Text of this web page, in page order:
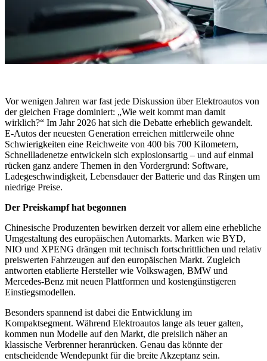
Vor wenigen Jahren war fast jede Diskussion über Elektroautos von
der gleichen Frage dominiert: „Wie weit kommt man damit
wirklich?“ Im Jahr 2026 hat sich die Debatte erheblich gewandelt.
E-Autos der neuesten Generation erreichen mittlerweile ohne
Schwierigkeiten eine Reichweite von 400 bis 700 Kilometern,
Schnellladenetze entwickeln sich explosionsartig – und auf einmal
rücken ganz andere Themen in den Vordergrund: Software,
Ladegeschwindigkeit, Lebensdauer der Batterie und das Ringen um
niedrige Preise.
Der Preiskampf hat begonnen
Chinesische Produzenten bewirken derzeit vor allem eine erhebliche
Umgestaltung des europäischen Automarkts. Marken wie BYD,
NIO und XPENG drängen mit technisch fortschrittlichen und relativ
preiswerten Fahrzeugen auf den europäischen Markt. Zugleich
antworten etablierte Hersteller wie Volkswagen, BMW und
Mercedes-Benz mit neuen Plattformen und kostengünstigeren
Einstiegsmodellen.
Besonders spannend ist dabei die Entwicklung im
Kompaktsegment. Während Elektroautos lange als teuer galten,
kommen nun Modelle auf den Markt, die preislich näher an
klassische Verbrenner heranrücken. Genau das könnte der
entscheidende Wendepunkt für die breite Akzeptanz sein.